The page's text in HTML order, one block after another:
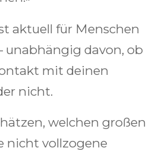
aktuell für Menschen
unabhängig davon, ob
mit deinen
nicht.
welchen großen
nicht vollzogene